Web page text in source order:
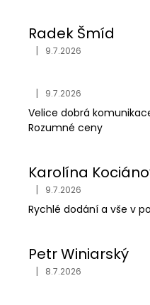
Radek Šmíd
Hodnocení obchodu je 5
| 9.7.2026
Hodnocení obchodu je 5
| 9.7.2026
Velice dobrá
Rozumné ceny
Karolína
Hodnocení obchodu je 5
| 9.7.2026
Rychlé dodání a vše v
Petr Winiarský
Hodnocení obchodu je 5
| 8.7.2026